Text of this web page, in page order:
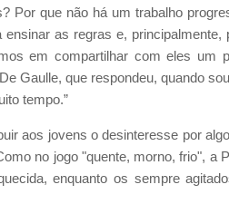
Por que não há um trabalho
ensinar as regras e,
em compartilhar com eles um
Gaulle, que respondeu, quando
tempo.”
aos jovens o desinteresse por
no jogo "quente, morno, frio",
enquanto os sempre